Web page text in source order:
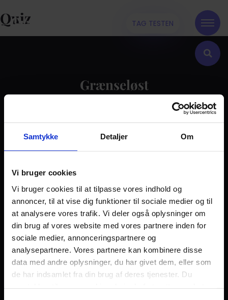
Samtykke Detaljer Om
Vi bruger cookies
Vi bruger cookies til at tilpasse vores indhold og
annoncer, til at vise dig funktioner til sociale medier og til
at analysere vores trafik. Vi deler også oplysninger om
din brug af vores website med vores partnere inden for
sociale medier, annonceringspartnere og
analysepartnere. Vores partnere kan kombinere disse
data med andre oplysninger, du har givet dem, eller som
de har indsamlet fra din brug af deres tjenester. Du
TAG TESTEN
Quiz
Grænseløst
Kontakt
Dilemma
Stories & Viden
Pårørende
Find støtte
Om os
Persondatapolitik
Fagområde